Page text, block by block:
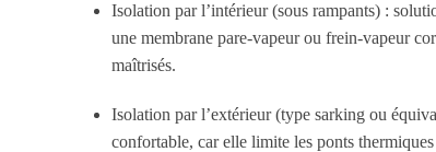
Isolation par l’intérieur (sous rampants) :
une membrane pare-vapeur ou frein-vapeur
maîtrisés.
Isolation par l’extérieur (type sarking ou
confortable, car elle limite les ponts